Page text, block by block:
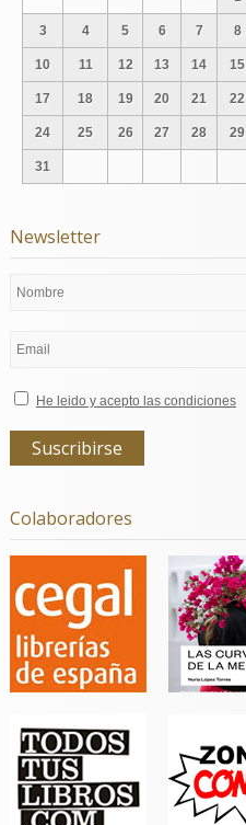
3 4 5 6 7 8
10 11 12 13 14 15
17 18 19 20 21 22
24 25 26 27 28 29
31
Newsletter
He leido y acepto las condiciones
Colaboradores